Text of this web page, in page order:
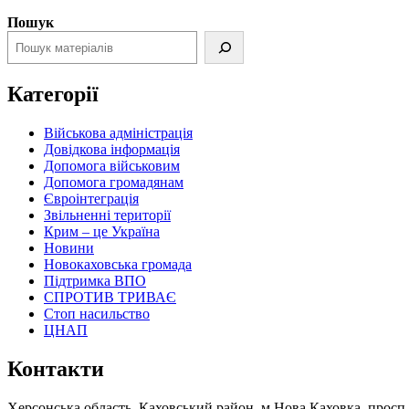
Пошук
Категорії
Військова адміністрація
Довідкова інформація
Допомога військовим
Допомога громадянам
Євроінтеграція
Звільненні території
Крим – це Україна
Новини
Новокаховська громада
Підтримка ВПО
СПРОТИВ ТРИВАЄ
Стоп насильство
ЦНАП
Контакти